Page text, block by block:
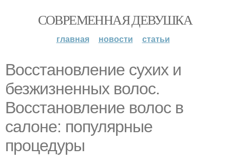
СОВРЕМЕННАЯ ДЕВУШКА
главная новости статьи
Восстановление сухих и
безжизненных волос.
Восстановление волос в
салоне: популярные
процедуры